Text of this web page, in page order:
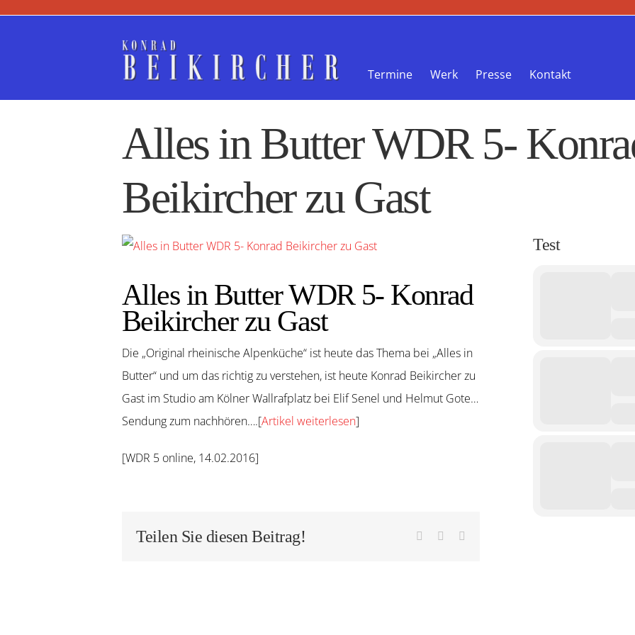
Termine
Werk Presse Kontakt
Alles in Butter WDR 5-
Beikircher zu Gast
Zeige
Bild
Alles in Butter WDR 5- Konrad
Beikircher zu Gast
Die „Original rheinische Alpenküche“ ist heute das Thema bei „Alles in
Butter“ und um das richtig zu verstehen, ist heute Konrad Beikircher zu
Gast im Studio am Kölner Wallrafplatz bei Elif Senel und Helmut Gote…
Sendung zum nachhören….[Artikel weiterlesen]
[WDR 5 online, 14.02.2016]
Teilen Sie diesen Beitrag! Facebook
Test